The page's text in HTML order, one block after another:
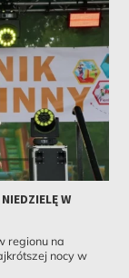
W
regionu na
nocy w